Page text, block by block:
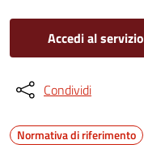
Accedi al servizio
Condividi
Normativa di riferimento